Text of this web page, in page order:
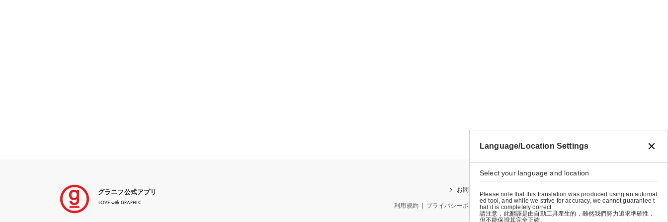
グラニフ公式アプリ
LOVE with GRAPHIC
お問い合わせ
利用規約 プライバシーポリシー 特定商取引法に基づく表示 会社概要
Language/Location Settings
Select your language and location
Please note that this translation was produced using an automat
ed tool, and while we strive for accuracy, we cannot guarantee t
hat it is completely correct.
請注意，此翻譯是由自動工具產生的，雖然我們努力追求準確性，
但不能保證其完全正確。